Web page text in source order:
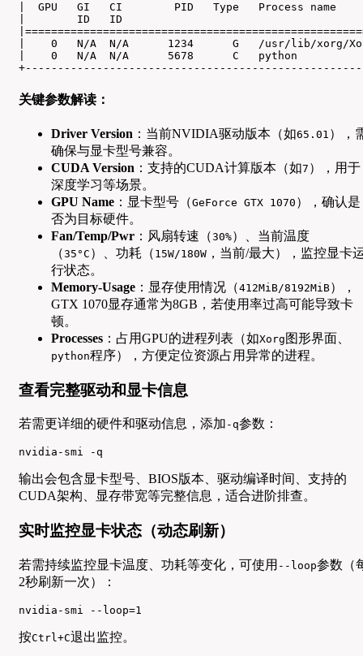
|  GPU   GI   CI        PID   Type   Process name
|        ID   ID
|    0   N/A  N/A      1234      G   /usr/lib/xorg/
|    0   N/A  N/A      5678      C   python
关键参数解读：
Driver Version ：当前NVIDIA驱动版本（如65.01 ），
确保与显卡型号兼容。
CUDA Version ：支持的CUDA计算版本（如7 ），用于
深度学习等场景。
GPU Name ：显卡型号（GeForce GTX 1070 ），确认是
否为目标硬件。
Fan/Temp/Pwr ：风扇转速（30%）、当前温度
（35°C ）、功耗（ 15W/180W ，当前/最大），监控显卡
行状态。
Memory-Usage ：显存使用情况（412MiB/8192MiB），
GTX 1070显存通常为8GB，若使用率过高可能导致卡
顿。
Processes ：占用GPU的进程列表（如Xorg 图形界面、
python程序），方便定位资源占用异常的进程。
查看完整驱动和显卡信息
若需更详细的硬件和驱动信息，添加 -q参数：
nvidia-smi -q
输出会包含显卡型号、BIOS版本、驱动编译时间、支持的
CUDA架构、显存带宽等完整信息，适合进阶排查。
实时监控显卡状态（动态刷新）
若需持续监控显卡温度、功耗等变化，可使用 --loop参数（
2秒刷新一次）：
nvidia-smi --loop=1
按Ctrl+C退出监控。